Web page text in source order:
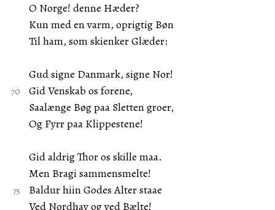
O Norge! denne Hæder?
Kun med en varm, oprigtig Bøn
Til ham, som skienker Glæder:
Gud signe Danmark, signe Nor!
Gid Venskab os forene,
Saalænge Bøg paa Sletten groer,
Og Fyrr paa Klippestene!
Gid aldrig Thor os skille maa.
Men Bragi sammensmelte!
Baldur hiin Godes Alter staae
Ved Nordhav og ved Bælte!